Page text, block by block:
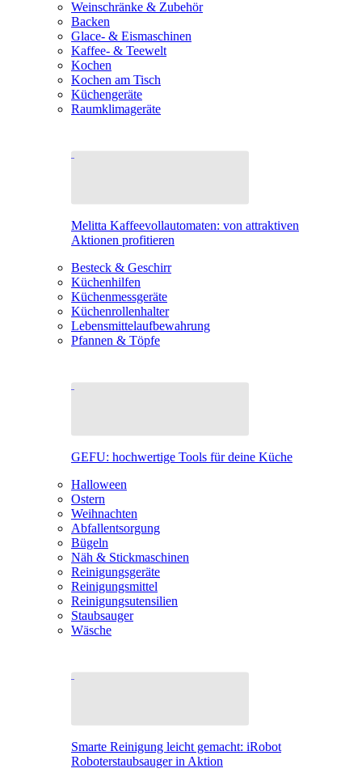
Weinschränke & Zubehör
Backen
Glace- & Eismaschinen
Kaffee- & Teewelt
Kochen
Kochen am Tisch
Küchengeräte
Raumklimageräte
Melitta Kaffeevollautomaten: von attraktiven
Aktionen profitieren
Besteck & Geschirr
Küchenhilfen
Küchenmessgeräte
Küchenrollenhalter
Lebensmittelaufbewahrung
Pfannen & Töpfe
GEFU: hochwertige Tools für deine Küche
Halloween
Ostern
Weihnachten
Abfallentsorgung
Bügeln
Näh & Stickmaschinen
Reinigungsgeräte
Reinigungsmittel
Reinigungsutensilien
Staubsauger
Wäsche
Smarte Reinigung leicht gemacht: iRobot
Roboterstaubsauger in Aktion